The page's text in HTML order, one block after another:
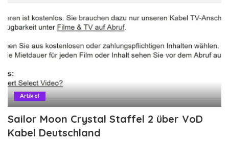
Artikel
Sailor Moon Crystal Staffel 2 über VoD
Kabel Deutschland